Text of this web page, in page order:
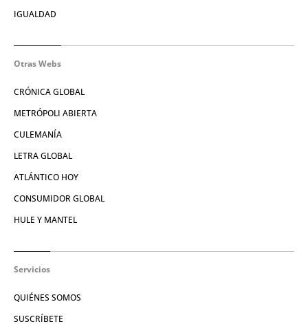
IGUALDAD
Otras Webs
CRÓNICA GLOBAL
METRÓPOLI ABIERTA
CULEMANÍA
LETRA GLOBAL
ATLÁNTICO HOY
CONSUMIDOR GLOBAL
HULE Y MANTEL
Servicios
QUIÉNES SOMOS
SUSCRÍBETE